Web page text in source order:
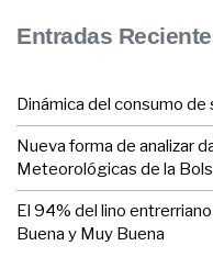
Entradas
Dinámica del consumo
Nueva forma de analizar
Meteorológicas de la
El 94% del lino
Buena y Muy Buena